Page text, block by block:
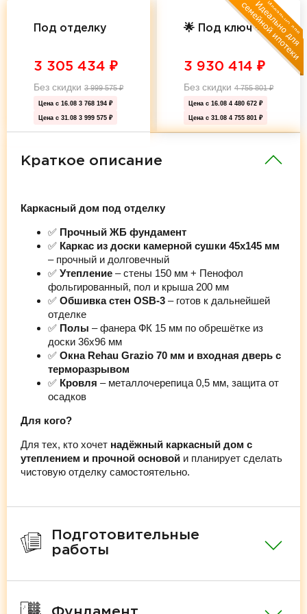
Под отделку
3 305 434 ₽
Без скидки 3 999 575₽
Цена с 16.08 3 768 194 ₽
Цена с 31.08 3 999 575 ₽
🌟 Под ключ 🌟
3 930 414 ₽
Без скидки 4 755 801₽
Цена с 16.08 4 480 672 ₽
Цена с 31.08 4 755 801 ₽
Краткое описание
Каркасный дом под отделку
✅ Прочный ЖБ фундамент
✅ Каркас из доски камерной сушки 45х145 мм
– прочный и долговечный
✅ Утепление – стены 150 мм + Пенофол
фольгированный, пол и крыша 200 мм
✅ Обшивка стен OSB-3 – готов к дальнейшей
отделке
✅ Полы – фанера ФК 15 мм по обрешётке из
доски 36х96 мм
✅ Окна Rehau Grazio 70 мм и входная дверь с
терморазрывом
✅ Кровля – металлочерепица 0,5 мм, защита от
осадков
Для кого?
Для тех, кто хочет надёжный каркасный дом с
утеплением и прочной основой и планирует сделать
чистовую отделку самостоятельно.
Подготовительные
работы